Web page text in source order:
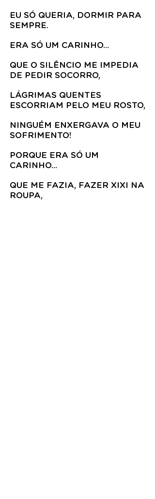
EU SÓ QUERIA, DORMIR PARA
SEMPRE.
ERA SÓ UM CARINHO...
QUE O SILÊNCIO ME IMPEDIA
DE PEDIR SOCORRO,
LÁGRIMAS QUENTES
ESCORRIAM PELO MEU ROSTO,
NINGUÉM ENXERGAVA O MEU
SOFRIMENTO!
PORQUE ERA SÓ UM
CARINHO...
QUE ME FAZIA, FAZER XIXI NA
ROUPA,